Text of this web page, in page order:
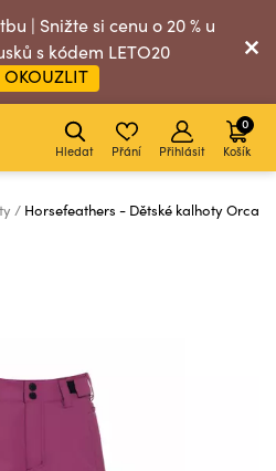
| Snižte si cenu o 20 % u
s kódem LETO20
Hledat Přání Přihlásit Košík
0
Horsefeathers - Dětské kalhoty Orca